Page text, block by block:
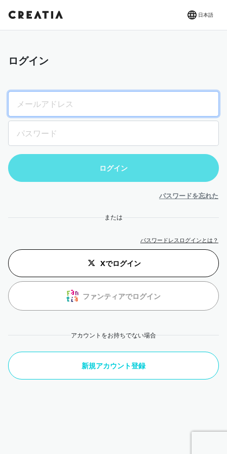
日本語
ログイン
パスワードを忘れた
または
パスワードレスログインとは？
Xでログイン
ファンティアでログイン
アカウントをお持ちでない場合
新規アカウント登録